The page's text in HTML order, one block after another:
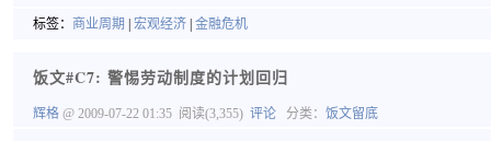
标签： 商业周期 宏观经济 金融危机
饭文#C7: 警惕劳动制度的计划回归
辉格 @ 2009-07-22 01:35 阅读(3,355) 评论 分类： 饭文留底